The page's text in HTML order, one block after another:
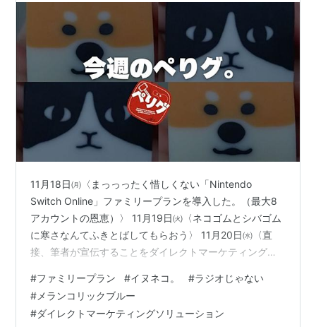
11月18日㈪〈まっっったく惜しくない「Nintendo
Switch Online」ファミリープランを導入した。（最大8
アカウントの恩恵）〉 11月19日㈫〈ネコゴムとシバゴム
に寒さなんてふきとばしてもらおう〉 11月20日㈬〈直
接、筆者が宣伝することをダイレクトマーケティングと
い.ep4〕今月からだいたい中旬くらいの水曜日にラジオ
じゃない更新です。（おや、今日は木曜日……？）〉 11
月22日㈮〈メランコリックという言葉の意味を辞書で引
#ファミリープラン #イヌネコ。 #ラジオじゃない
# メランコリックブルー
#ダイレクトマーケティングソリューション